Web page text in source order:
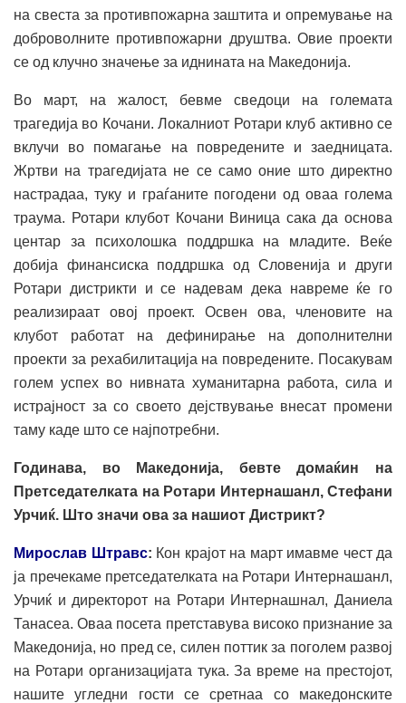
на свеста за противпожарна заштита и опремување на
доброволните противпожарни друштва. Овие проекти
се од клучно значење за иднината на Македонија.
Во март, на жалост, бевме сведоци на големата
трагедија во Кочани. Локалниот Ротари клуб активно се
вклучи во помагање на повредените и заедницата.
Жртви на трагедијата не се само оние што директно
настрадаа, туку и граѓаните погодени од оваа голема
траума. Ротари клубот Кочани Виница сака да основа
центар за психолошка поддршка на младите. Веќе
добија финансиска поддршка од Словенија и други
Ротари дистрикти и се надевам дека навреме ќе го
реализираат овој проект. Освен ова, членовите на
клубот работат на дефинирање на дополнителни
проекти за рехабилитација на повредените. Посакувам
голем успех во нивната хуманитарна работа, сила и
истрајност за со своето дејствување внесат промени
таму каде што се најпотребни.
Годинава, во Македонија, бевте домаќин на
Претседателката на Ротари Интернашанл, Стефани
Урчиќ. Што значи ова за нашиот Дистрикт?
Мирослав Штравс: Кон крајот на март имавме чест да
ја пречекаме претседателката на Ротари Интернашанл,
Урчиќ и директорот на Ротари Интернашнал, Даниела
Танасеа. Оваа посета претставува високо признание за
Македонија, но пред се, силен поттик за поголем развој
на Ротари организацијата тука. За време на престојот,
нашите угледни гости се сретнаа со македонските